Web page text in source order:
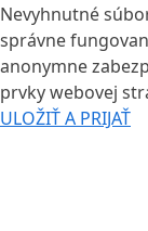
Nevyhnutné
správne
anonymne
prvky webovej
ULOŽIŤ A PRIJAŤ